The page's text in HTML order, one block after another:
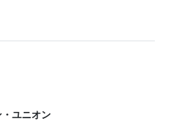
ユニオン